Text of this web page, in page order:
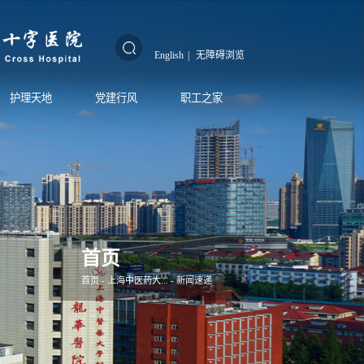
English | 无障碍浏览
护理天地 党建行风 职工之家
首页
首页-上海中医药大...-新闻速递